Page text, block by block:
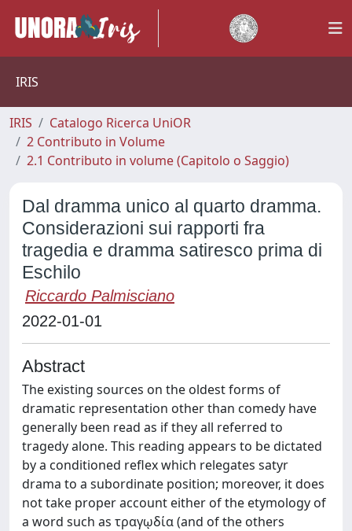
IRIS
IRIS
Catalogo Ricerca UniOR
2 Contributo in Volume
2.1 Contributo in volume (Capitolo o Saggio)
Dal dramma unico al quarto dramma.
Considerazioni sui rapporti fra
tragedia e dramma satiresco prima di
Eschilo
Riccardo Palmisciano
2022-01-01
Abstract
The existing sources on the oldest forms of
dramatic representation other than comedy have
generally been read as if they all referred to
tragedy alone. This reading appears to be dictated
by a conditioned reflex which relegates satyr
drama to a subordinate position; moreover, it does
not take proper account either of the etymology of
a word such as τραγῳδία (and of the others